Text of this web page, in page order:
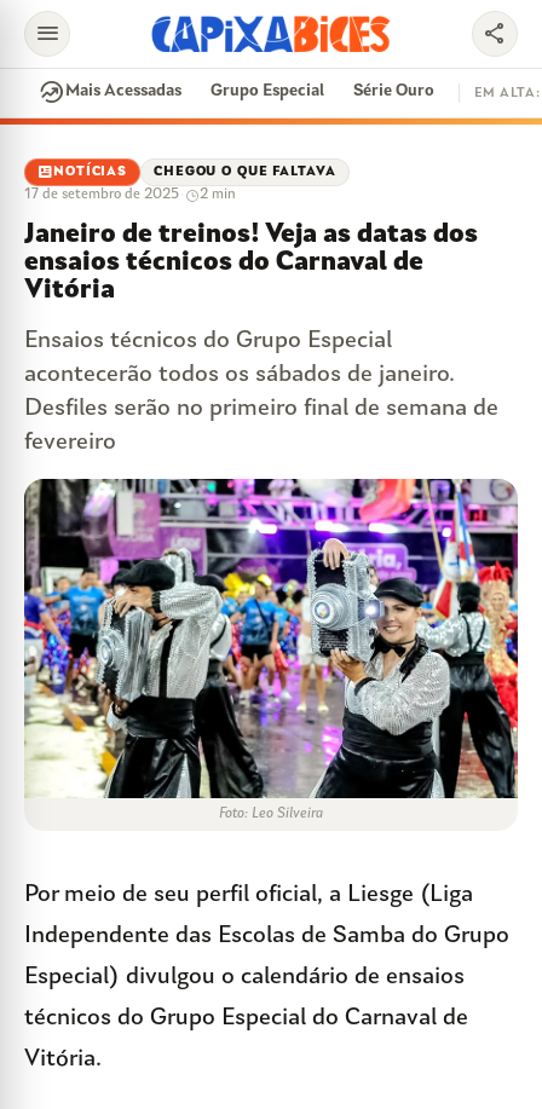
search
EM ALTA
CONTRATAÇÕES VAI E VEM
DISPUTA DE SAMBA SAMBA-ENREDO
PARINTINS EVENTOS FEIJOADA
menu share
whatshot Mais Acessadas Grupo Especial Série Ouro EM ALTA:
Foto: Leo Silveira
newsmode NOTÍCIAS CHEGOU O QUE FALTAVA
17 de setembro de 2025· 2 min
Janeiro de treinos! Veja as datas dos
ensaios técnicos do Carnaval de
Vitória
Ensaios técnicos do Grupo Especial
acontecerão todos os sábados de janeiro.
Desfiles serão no primeiro final de semana de
fevereiro
Por meio de seu perfil oficial, a Liesge (Liga
Independente das Escolas de Samba do Grupo
Especial) divulgou o calendário de ensaios
técnicos do Grupo Especial do Carnaval de
Vitória.